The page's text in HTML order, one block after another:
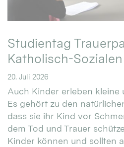
Studientag
Katholisch-
20. Juli 2026
Auch Kinder erleben kleine
Es gehört zu den
dass sie ihr Kind vor
dem Tod und Trauer
Kinder können und sollten